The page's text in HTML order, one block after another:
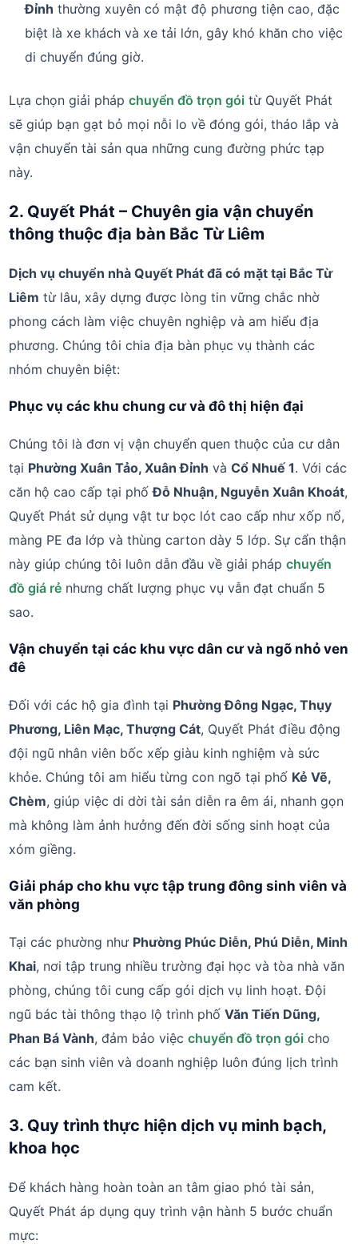
Đỉnh thường xuyên có mật độ phương tiện cao, đặc
biệt là xe khách và xe tải lớn, gây khó khăn cho việc
di chuyển đúng giờ.
Lựa chọn giải phápchuyển đồ trọn gói từ Quyết Phát
sẽ giúp bạn gạt bỏ mọi nỗi lo về đóng gói, tháo lắp và
vận chuyển tài sản qua những cung đường phức tạp
này.
2. Quyết Phát – Chuyên gia vận chuyển
thông thuộc địa bàn Bắc Từ Liêm
Dịch vụ chuyển nhà Quyết Phát đã có mặt tại Bắc Từ
Liêm từ lâu, xây dựng được lòng tin vững chắc nhờ
phong cách làm việc chuyên nghiệp và am hiểu địa
phương. Chúng tôi chia địa bàn phục vụ thành các
nhóm chuyên biệt:
Phục vụ các khu chung cư và đô thị hiện đại
Chúng tôi là đơn vị vận chuyển quen thuộc của cư dân
tại Phường Xuân Tảo, Xuân Đỉnh vàCổ Nhuế 1. Với các
căn hộ cao cấp tại phốĐỗ Nhuận, Nguyễn Xuân Khoát,
Quyết Phát sử dụng vật tư bọc lót cao cấp như xốp nổ,
màng PE đa lớp và thùng carton dày 5 lớp. Sự cẩn thận
này giúp chúng tôi luôn dẫn đầu về giải phápchuyển
đồ giá rẻ nhưng chất lượng phục vụ vẫn đạt chuẩn 5
sao.
Vận chuyển tại các khu vực dân cư và ngõ nhỏ ven
đê
Đối với các hộ gia đình tại Phường Đông Ngạc, Thụy
Phương, Liên Mạc, Thượng Cát, Quyết Phát điều động
đội ngũ nhân viên bốc xếp giàu kinh nghiệm và sức
khỏe. Chúng tôi am hiểu từng con ngõ tại phố Kẻ Vẽ,
Chèm, giúp việc di dời tài sản diễn ra êm ái, nhanh gọn
mà không làm ảnh hưởng đến đời sống sinh hoạt của
xóm giềng.
Giải pháp cho khu vực tập trung đông sinh viên và
văn phòng
Tại các phường như Phường Phúc Diễn, Phú Diễn, Minh
Khai, nơi tập trung nhiều trường đại học và tòa nhà văn
phòng, chúng tôi cung cấp gói dịch vụ linh hoạt. Đội
ngũ bác tài thông thạo lộ trình phốVăn Tiến Dũng,
Phan Bá Vành, đảm bảo việcchuyển đồ trọn gói cho
các bạn sinh viên và doanh nghiệp luôn đúng lịch trình
cam kết.
3. Quy trình thực hiện dịch vụ minh bạch,
khoa học
Để khách hàng hoàn toàn an tâm giao phó tài sản,
Quyết Phát áp dụng quy trình vận hành 5 bước chuẩn
mực: